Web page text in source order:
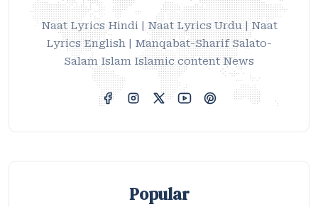
Naat Lyrics Hindi | Naat Lyrics Urdu | Naat
Lyrics English | Manqabat-Sharif Salato-
Salam Islam Islamic content News
Popular